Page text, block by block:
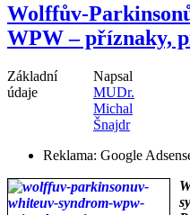
Wolffův-
WPW – příznaky,
Základní
údaje
Napsal
MUDr.
Michal
Šnajdr
Reklama: Google